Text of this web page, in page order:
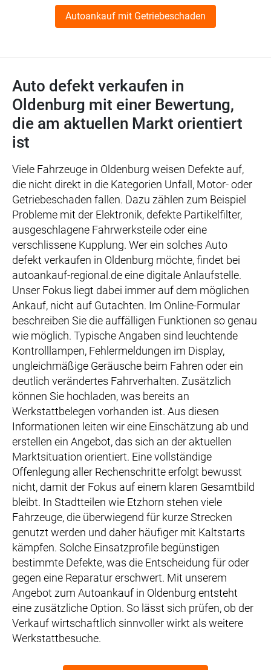
Autoankauf mit Getriebeschaden
Auto defekt verkaufen in
Oldenburg mit einer Bewertung,
die am aktuellen Markt orientiert
ist
Viele Fahrzeuge in Oldenburg weisen Defekte auf,
die nicht direkt in die Kategorien Unfall, Motor- oder
Getriebeschaden fallen. Dazu zählen zum Beispiel
Probleme mit der Elektronik, defekte Partikelfilter,
ausgeschlagene Fahrwerksteile oder eine
verschlissene Kupplung. Wer ein solches Auto
defekt verkaufen in Oldenburg möchte, findet bei
autoankauf-regional.de eine digitale Anlaufstelle.
Unser Fokus liegt dabei immer auf dem möglichen
Ankauf, nicht auf Gutachten. Im Online-Formular
beschreiben Sie die auffälligen Funktionen so genau
wie möglich. Typische Angaben sind leuchtende
Kontrolllampen, Fehlermeldungen im Display,
ungleichmäßige Geräusche beim Fahren oder ein
deutlich verändertes Fahrverhalten. Zusätzlich
können Sie hochladen, was bereits an
Werkstattbelegen vorhanden ist. Aus diesen
Informationen leiten wir eine Einschätzung ab und
erstellen ein Angebot, das sich an der aktuellen
Marktsituation orientiert. Eine vollständige
Offenlegung aller Rechenschritte erfolgt bewusst
nicht, damit der Fokus auf einem klaren Gesamtbild
bleibt. In Stadtteilen wie Etzhorn stehen viele
Fahrzeuge, die überwiegend für kurze Strecken
genutzt werden und daher häufiger mit Kaltstarts
kämpfen. Solche Einsatzprofile begünstigen
bestimmte Defekte, was die Entscheidung für oder
gegen eine Reparatur erschwert. Mit unserem
Angebot zum Autoankauf in Oldenburg entsteht
eine zusätzliche Option. So lässt sich prüfen, ob der
Verkauf wirtschaftlich sinnvoller wirkt als weitere
Werkstattbesuche.